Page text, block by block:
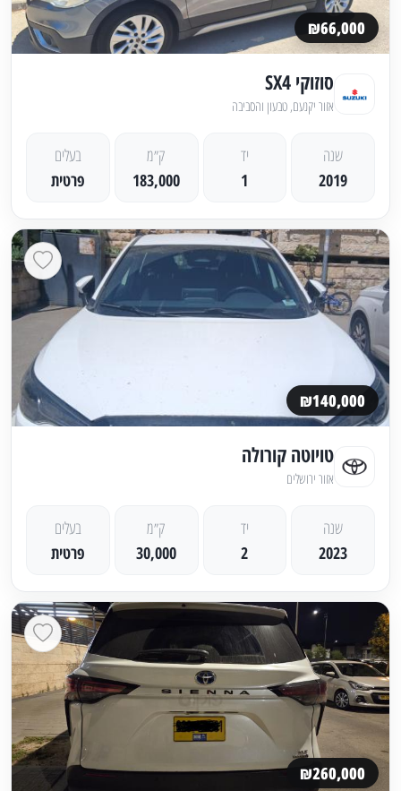
₪66,000
סוזוקי SX4
אזור יקנעם, טבעון והסביבה
שנה
2019
יד
1
ק״מ
183,000
בעלים
פרטית
₪140,000
טויוטה קורולה
אזור ירושלים
שנה
2023
יד
2
ק״מ
30,000
בעלים
פרטית
₪260,000